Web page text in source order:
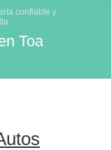
confiable y
Toa